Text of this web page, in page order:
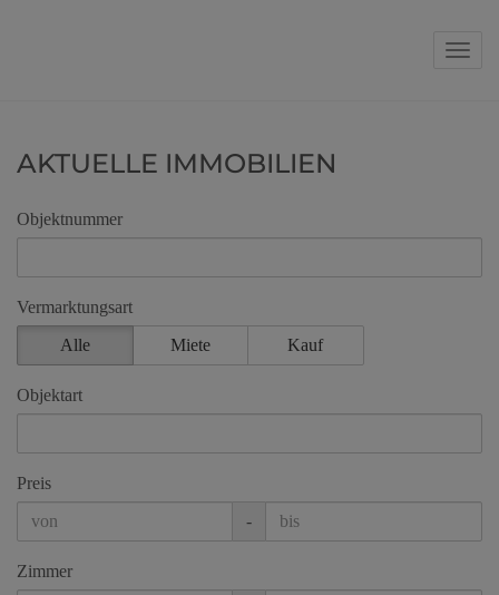
AKTUELLE IMMOBILIEN
Objektnummer
Vermarktungsart
Alle
Miete Kauf
Objektart
Preis
-
Zimmer